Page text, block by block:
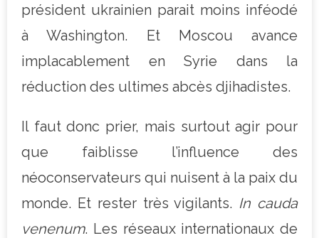
président ukrainien parait moins inféodé
à Washington. Et Moscou avance
implacablement en Syrie dans la
réduction des ultimes abcès djihadistes.
Il faut donc prier, mais surtout agir pour
que faiblisse l’influence des
néoconservateurs qui nuisent à la paix du
monde. Et rester très vigilants. In cauda
venenum. Les réseaux internationaux de